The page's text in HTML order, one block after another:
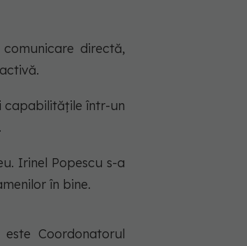
directă,
capabilitățile într-un
Irinel Popescu s-a
în bine.
Coordonatorul